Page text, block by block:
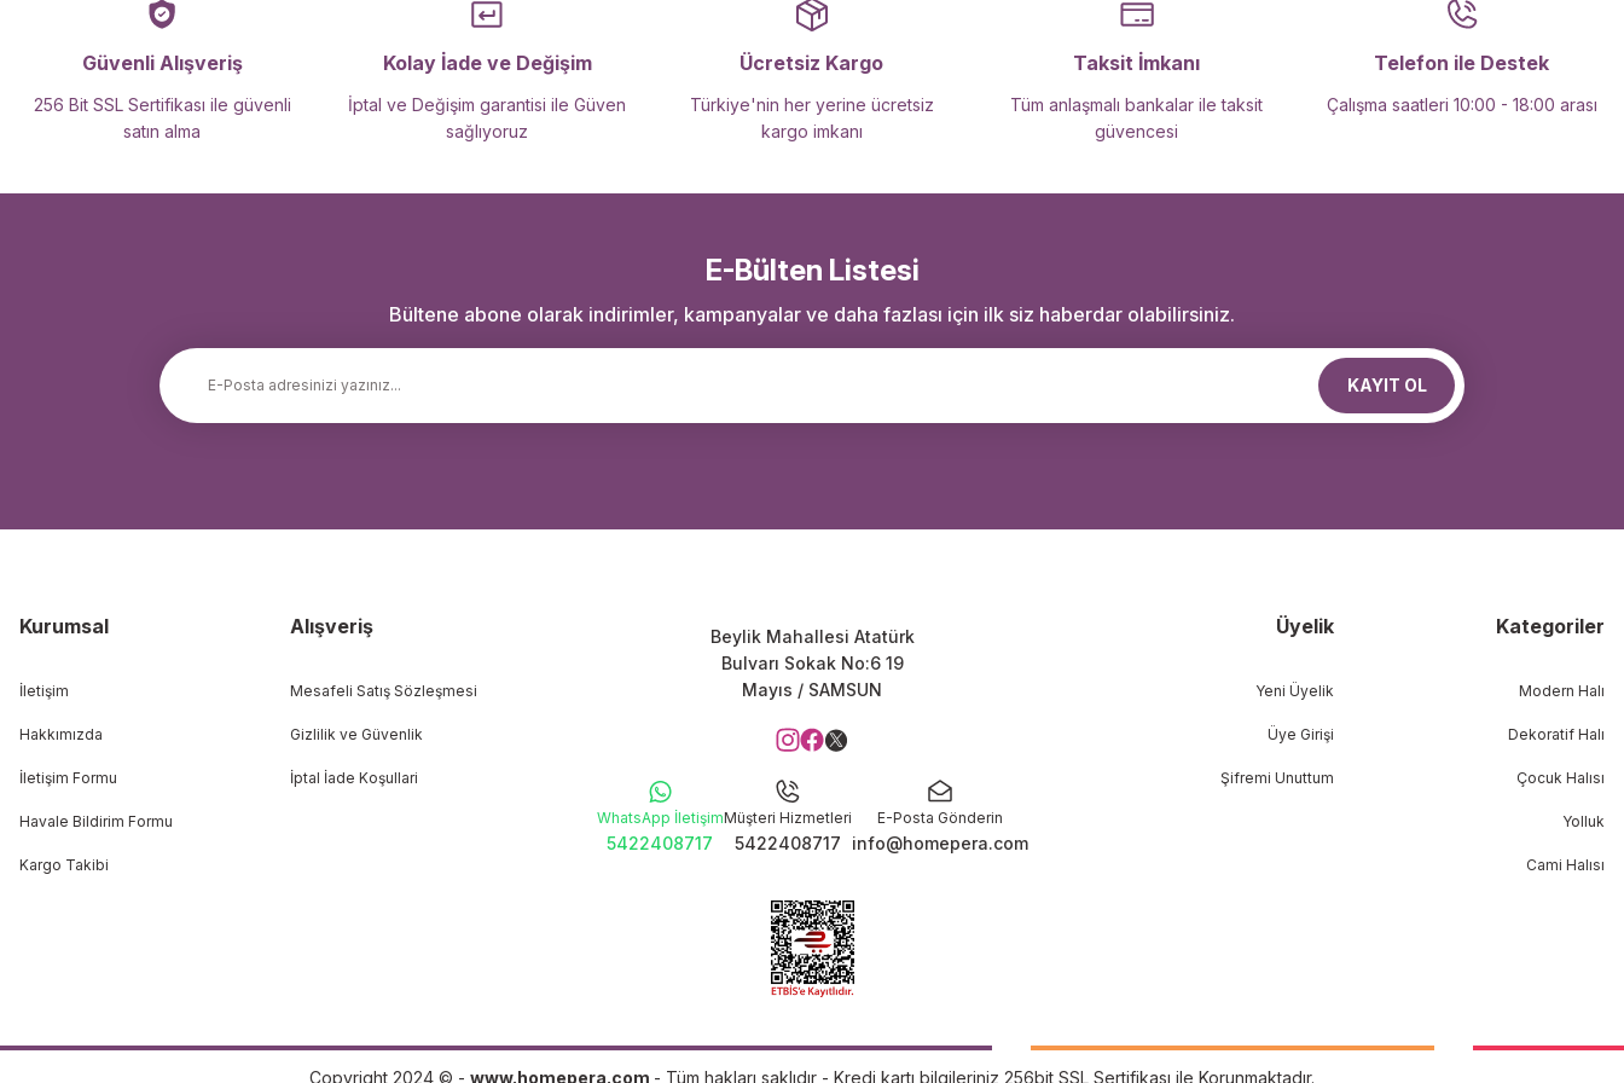
Gönder
Güvenli Alışveriş
256 Bit SSL Sertifikası ile güvenli
satın alma
Kolay İade ve Değişim
İptal ve Değişim garantisi ile Güven
sağlıyoruz
Ücretsiz Kargo
Türkiye'nin her yerine ücretsiz
kargo imkanı
Taksit İmkanı
Tüm anlaşmalı bankalar ile taksit
güvencesi
Telefon ile Destek
Çalışma saatleri 10:00 - 18:00 arası
E-Bülten Listesi
Bültene abone olarak indirimler, kampanyalar ve daha fazlası için ilk siz haberdar olabilirsiniz.
KAYIT OL
Kurumsal
İletişim
Hakkımızda
İletişim Formu
Havale Bildirim Formu
Kargo Takibi
Alışveriş
Mesafeli Satış Sözleşmesi
Gizlilik ve Güvenlik
İptal İade Koşullari
Beylik Mahallesi Atatürk
Bulvarı Sokak No:6 19
Mayıs / SAMSUN
WhatsApp İletişim
5422408717
Müşteri Hizmetleri
5422408717
E-Posta Gönderin
info@homepera.com
Üyelik
Yeni Üyelik
Üye Girişi
Şifremi Unuttum
Kategoriler
Modern Halı
Dekoratif Halı
Çocuk Halısı
Yolluk
Cami Halısı
Copyright 2024 © - www.homepera.com - Tüm hakları saklıdır - Kredi kartı bilgileriniz 256bit SSL Sertifikası ile Korunmaktadır.